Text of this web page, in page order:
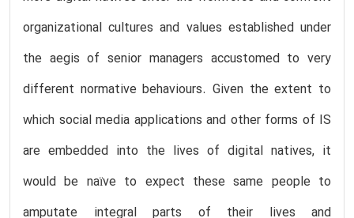
organizational cultures and values established under
the aegis of senior managers accustomed to very
different normative behaviours. Given the extent to
which social media applications and other forms of IS
are embedded into the lives of digital natives, it
would be naïve to expect these same people to
amputate integral parts of their lives and